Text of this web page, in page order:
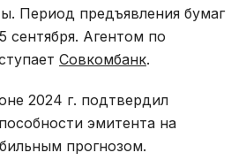
Период предъявления бумаг
сентября. Агентом по
Совкомбанк.
2024 г. подтвердил
эмитента на
прогнозом.